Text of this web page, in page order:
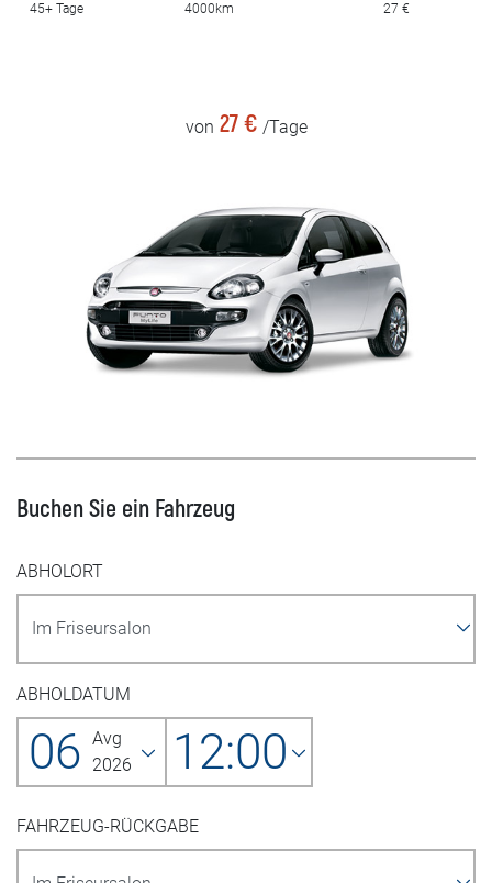
45+ Tage 4000km 27 €
von 27 € /Tage
Buchen Sie ein Fahrzeug
ABHOLORT
ABHOLDATUM
06 Avg
2026
12:00
FAHRZEUG-RÜCKGABE